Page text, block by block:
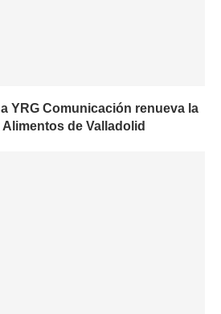
YRG Comunicación renueva la
Alimentos de Valladolid